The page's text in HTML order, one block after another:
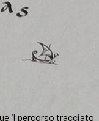
il percorso tracciato